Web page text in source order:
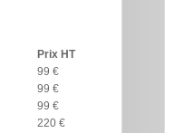
Prix HT
99 €
99 €
99 €
220 €